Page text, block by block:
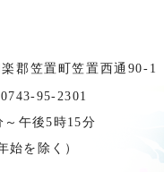
郡笠置町笠置西通90-1
95-2301
午後5時15分
始を除く）